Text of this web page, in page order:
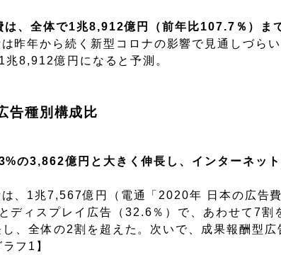
、全体で1兆8,912億円（前年比107.7％）ま
昨年から続く新型コロナの影響で見通しづら
8,912億円になると予測。
告種別構成比
の3,862億円と大きく伸長し、インターネッ
、1兆7,567億円（電通「2020年 日本の広告
ディスプレイ広告（32.6％）で、あわせて7割
、全体の2割を超えた。次いで、成果報酬型広
フ1】